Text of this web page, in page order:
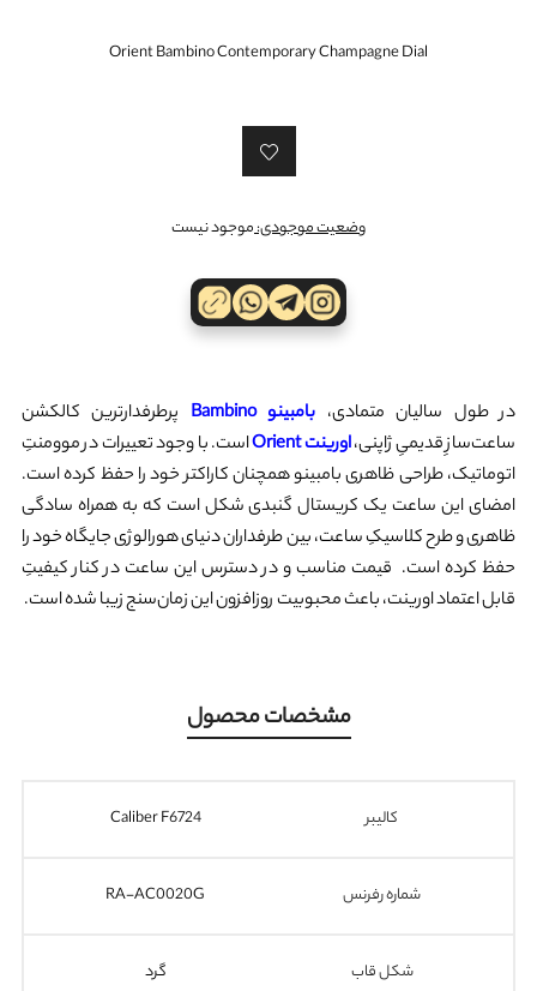
Orient Bambino Contemporary Champagne Dial
وضعیت موجودی:موجود نیست
در طول سالیان متمادی، بامبینو Bambino
پرطرفدارترین کالکشن
ساعت‌سازِ قدیمیِ ژاپنی،اورینت Orient
است. با وجود تعییرات در موومنتِ
اتوماتیک، طراحی ظاهری بامبینو همچنان کاراکتر خود را حفظ کرده است.
امضای این ساعت یک کریستال گنبدی شکل است که به همراه سادگی
ظاهری و طرح کلاسیکِ ساعت، بین طرفداران دنیای هورالوژی جایگاه خود را
حفظ کرده است. قیمت مناسب و در دسترس این ساعت در کنار کیفیتِ
قابل اعتماد اورینت، باعث محبوبیت روزافزون این زمان‌سنج زیبا شده است.
مشخصات محصول
کالیبر Caliber F6724
شماره رفرنس RA-AC0020G
شکل قاب گرد